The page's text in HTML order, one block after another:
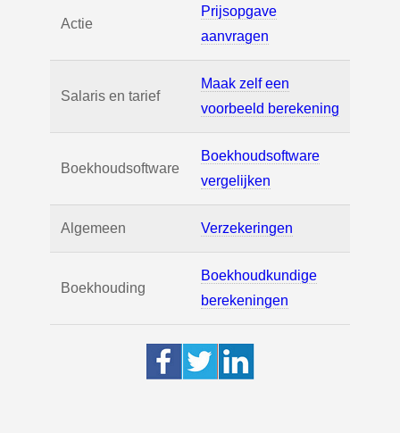
Actie
Prijsopgave
aanvragen
Salaris en tarief
Maak zelf een
voorbeeld berekening
Boekhoudsoftware
Boekhoudsoftware
vergelijken
Algemeen Verzekeringen
Boekhouding
Boekhoudkundige
berekeningen